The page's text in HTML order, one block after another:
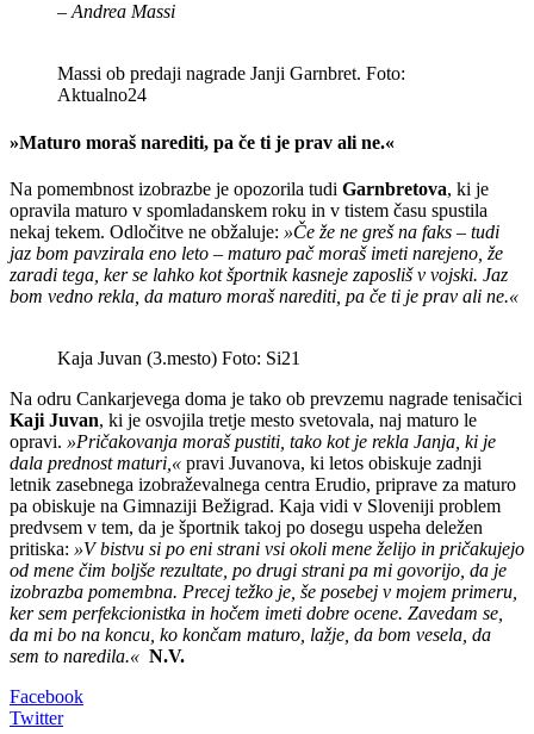
– Andrea Massi
Massi ob predaji nagrade Janji Garnbret. Foto:
Aktualno24
»Maturo moraš narediti, pa če ti je prav ali ne.«
Na pomembnost izobrazbe je opozorila tudi Garnbretova, ki je
opravila maturo v spomladanskem roku in v tistem času spustila
nekaj tekem. Odločitve ne obžaluje: »Če že ne greš na faks – tudi
jaz bom pavzirala eno leto – maturo pač moraš imeti narejeno, že
zaradi tega, ker se lahko kot športnik kasneje zaposliš v vojski. Jaz
bom vedno rekla, da maturo moraš narediti, pa če ti je prav ali ne.«
Kaja Juvan (3.mesto) Foto: Si21
Na odru Cankarjevega doma je tako ob prevzemu nagrade tenisačici
Kaji Juvan, ki je osvojila tretje mesto svetovala, naj maturo le
opravi. »Pričakovanja moraš pustiti, tako kot je rekla Janja, ki je
dala prednost maturi,« pravi Juvanova, ki letos obiskuje zadnji
letnik zasebnega izobraževalnega centra Erudio, priprave za maturo
pa obiskuje na Gimnaziji Bežigrad. Kaja vidi v Sloveniji problem
predvsem v tem, da je športnik takoj po dosegu uspeha deležen
pritiska: »V bistvu si po eni strani vsi okoli mene želijo in pričakujejo
od mene čim boljše rezultate, po drugi strani pa mi govorijo, da je
izobrazba pomembna. Precej težko je, še posebej v mojem primeru,
ker sem perfekcionistka in hočem imeti dobre ocene. Zavedam se,
da mi bo na koncu, ko končam maturo, lažje, da bom vesela, da
sem to naredila.« N.V.
Facebook
Twitter